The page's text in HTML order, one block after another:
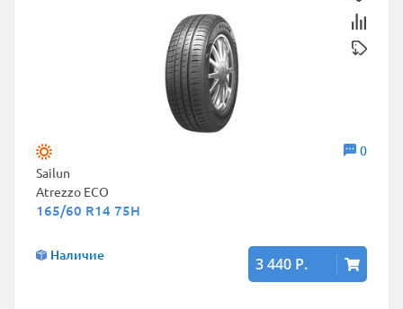
0
Sailun
Atrezzo ECO
165/60 R14 75H
Наличие 3 440 Р.